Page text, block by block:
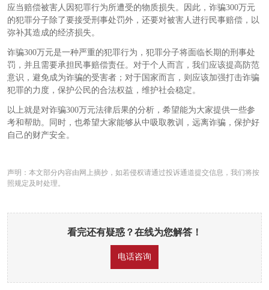
应当赔偿被害人因犯罪行为所遭受的物质损失。因此，诈骗300万元
的犯罪分子除了要接受刑事处罚外，还要对被害人进行民事赔偿，以
弥补其造成的经济损失。
诈骗300万元是一种严重的犯罪行为，犯罪分子将面临长期的刑事处
罚，并且需要承担民事赔偿责任。对于个人而言，我们应该提高防范
意识，避免成为诈骗的受害者；对于国家而言，则应该加强打击诈骗
犯罪的力度，保护公民的合法权益，维护社会稳定。
以上就是对诈骗300万元法律后果的分析，希望能为大家提供一些参
考和帮助。同时，也希望大家能够从中吸取教训，远离诈骗，保护好
自己的财产安全。
声明：本文部分内容由网上摘抄，如若侵权请通过投诉通道提交信息，我们将按
照规定及时处理。
看完还有疑惑？在线为您解答！
电话咨询